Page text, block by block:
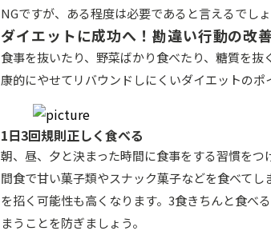
NGですが、ある程度は必要であると言えるでしょ
ダイエットに成功へ！勘違い行動の改
食事を抜いたり、野菜ばかり食べたり、糖質を
康的にやせてリバウンドしにくいダイエットのポ
1日3回規則正しく食べる
朝、昼、夕と決まった時間に食事をする習慣をつ
間食で甘い菓子類やスナック菓子などを食べて
を招く可能性も高くなります。3食きちんと食べ
まうことを防ぎましょう。